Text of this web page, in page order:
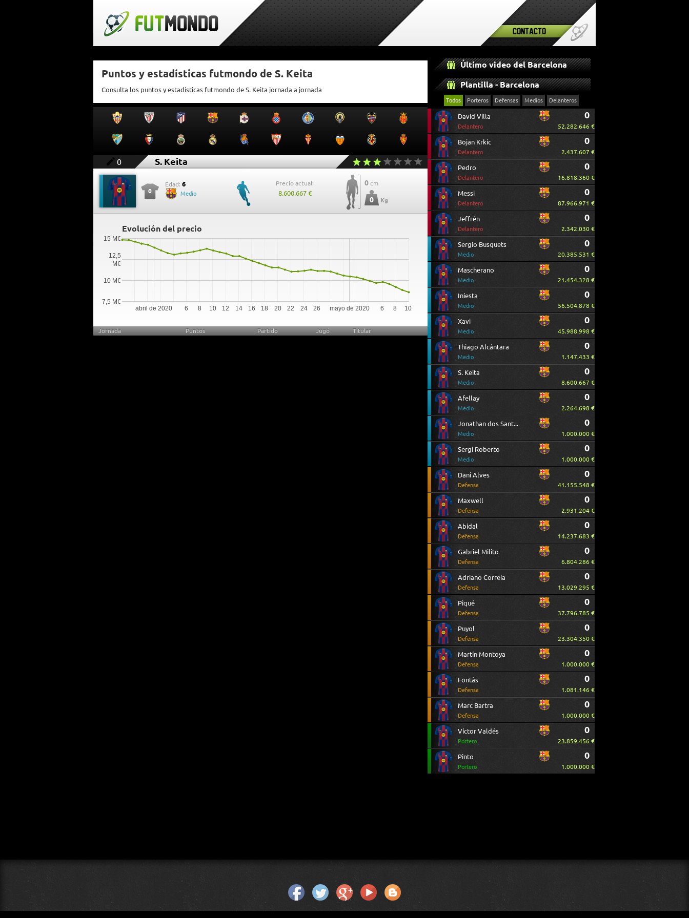
Contacto
Puntos y estadísticas futmondo de S. Keita
Consulta los puntos y estadísticas futmondo de S. Keita jornada a jornada
0 S. Keita
0
Edad: 6
Medio
Precio actual:
8.600.667 €
0 cm
0 Kg
Evolución del precio
abril de 2020 mayo de 2020
6 8 10 12 14 16 18 20 22 24 26 6 8 10
7,5 M€
10 M€
12,5
M€
15 M€
Jornada Puntos Partido Jugó Titular
Último video del Barcelona
Plantilla - Barcelona
Todos Porteros Defensas Medios Delanteros
David Villa
Delantero
0
52.282.646 €
Bojan Krkic
Delantero
0
2.437.607 €
Pedro
Delantero
0
16.818.360 €
Messi
Delantero
0
87.966.971 €
Jeffrén
Delantero
0
2.342.030 €
Sergio Busquets
Medio
0
20.385.531 €
Mascherano
Medio
0
21.454.328 €
Iniesta
Medio
0
56.504.878 €
Xavi
Medio
0
45.988.998 €
Thiago Alcántara
Medio
0
1.147.433 €
S. Keita
Medio
0
8.600.667 €
Afellay
Medio
0
2.264.698 €
Jonathan dos Santos
Medio
0
1.000.000 €
Sergi Roberto
Medio
0
1.000.000 €
Dani Alves
Defensa
0
41.155.548 €
Maxwell
Defensa
0
2.931.204 €
Abidal
Defensa
0
14.237.683 €
Gabriel Milito
Defensa
0
6.804.286 €
Adriano Correia
Defensa
0
13.029.295 €
Piqué
Defensa
0
37.796.785 €
Puyol
Defensa
0
23.304.350 €
Martín Montoya
Defensa
0
1.000.000 €
Fontás
Defensa
0
1.081.146 €
Marc Bartra
Defensa
0
1.000.000 €
Víctor Valdés
Portero
0
23.859.456 €
Pinto
Portero
0
1.000.000 €